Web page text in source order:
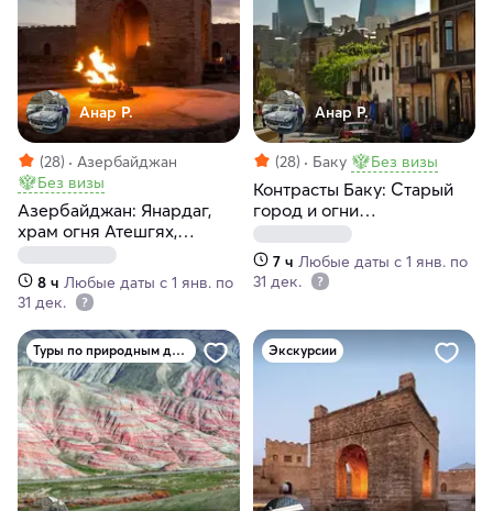
Анар Р.
(28)
Азербайджан
Без визы
Азербайджан: Янардаг,
храм огня Атешгях,
Гобустан, мечеть Биби-
Эйбат
8 ч Любые даты с 1 янв. по
31 дек.
Анар Р.
(28) Баку Без визы
Контрасты Баку: Старый
город и огни
современности
7 ч Любые даты с 1 янв. по
31 дек.
Туры по природным достопримечательностям Экскурсии